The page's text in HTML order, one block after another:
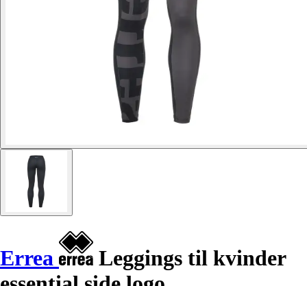
Errea
Leggings til kvinder